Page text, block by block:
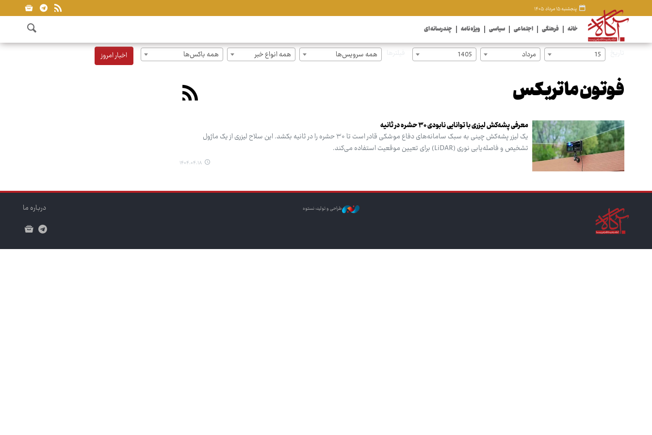
پنجشنبه ۱۵ مرداد ۱۴۰۵
خانه فرهنگی اجتماعی سیاسی ویژه نامه چندرسانه ای
15 مرداد 1405 همه سرویس‌ها همه انواع خبر همه باکس‌ها اخبار امروز
فوتون ماتریکس
معرفی پشه‌کش لیزری با توانایی نابودی ۳۰ حشره در ثانیه
یک لیزر پشه‌کش چینی به سبک سامانه‌های دفاع موشکی قادر است تا ۳۰ حشره را در ثانیه بکشد. این سلاح لیزری از یک ماژول
تشخیص و فاصله‌یابی نوری (LiDAR) برای تعیین موقعیت استفاده می‌کند.
۱۴۰۴.۰۴.۱۸
طراحی و تولید: نستوه درباره ما